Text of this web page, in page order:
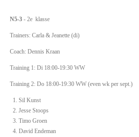
N5-3 - 2e klasse
Trainers: Carla & Jeanette (di)
Coach: Dennis Kraan
Training 1: Di 18:00-19:30 WW
Training 2: Do 18:00-19:30 WW (even wk per sept.)
Sil Kunst
Jesse Stoops
Timo Groen
David Endeman